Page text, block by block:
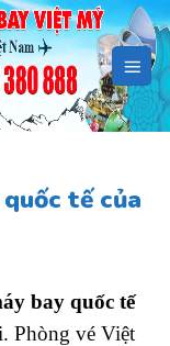
tế của
bay quốc tế
Phòng vé Việt